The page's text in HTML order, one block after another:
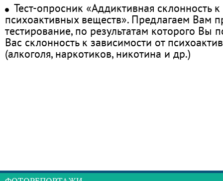
Тест-опросник «Аддиктивная склонность
психоактивных веществ». Предлагаем Вам
тестирование, по результатам которого Вы
Вас склонность к зависимости от
(алкоголя, наркотиков, никотина и др.)